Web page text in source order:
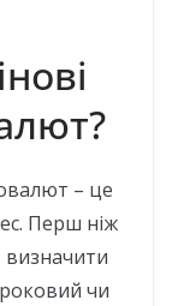
– це
Перш ніж
визначити
чи